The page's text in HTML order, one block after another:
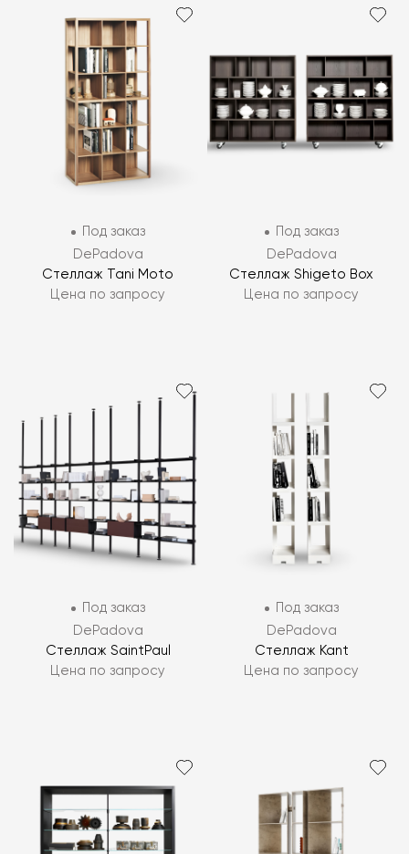
Под заказ
DePadova
Стеллаж Tani Moto
Цена по запросу
Под заказ
DePadova
Стеллаж Shigeto Box
Цена по запросу
Под заказ
DePadova
Стеллаж SaintPaul
Цена по запросу
Под заказ
DePadova
Стеллаж Kant
Цена по запросу